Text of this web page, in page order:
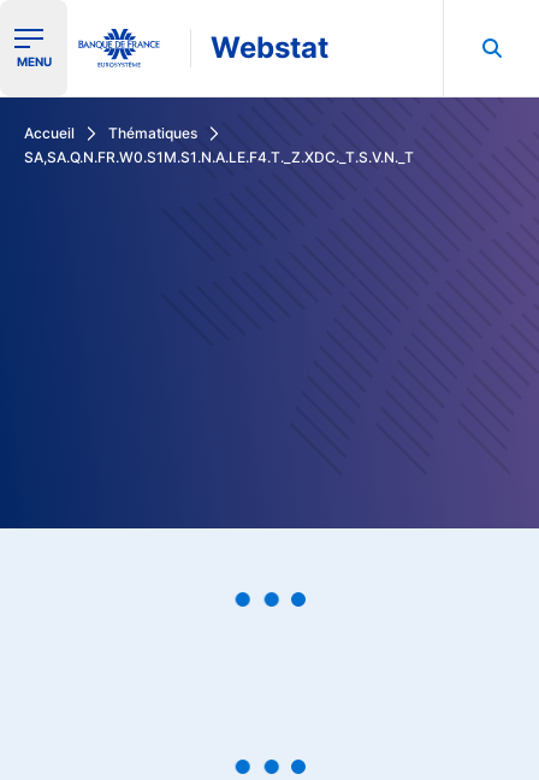
Ouvrir le menu de navigation
MENU Webstat
Accueil
Thématiques
SA,SA.Q.N.FR.W0.S1M.S1.N.A.LE.F4.T._Z.XDC._T.S.V.N._T